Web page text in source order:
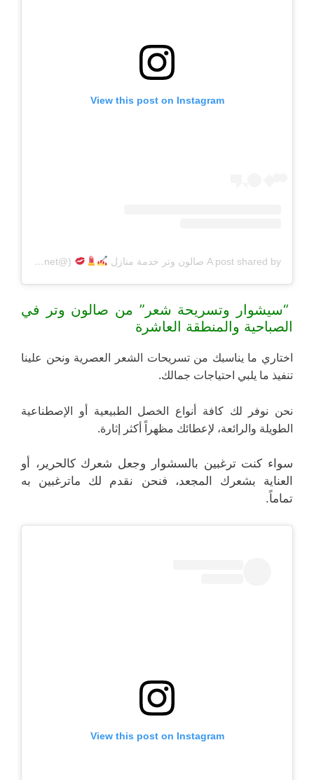
View this post on Instagram
A post shared by صالون وتر خدمة منازل (@beautyq8net)
“سيشوار وتسريحة شعر” من صالون وتر في
الصباحية والمنطقة العاشرة
اختاري ما يناسبك من تسريحات الشعر العصرية ونحن علينا
تنفيذ ما يلبي احتياجات جمالك.
نحن نوفر لك كافة أنواع الخصل الطبيعية أو الإصطناعية
الطويلة والرائعة، لإعطائك مظهراً أكثر إثارة.
سواء كنت ترغبين بالسشوار وجعل شعرك كالحرير، أو
العناية بشعرك المجعد، فنحن نقدم لك ماترغبين به
تماماً.
View this post on Instagram